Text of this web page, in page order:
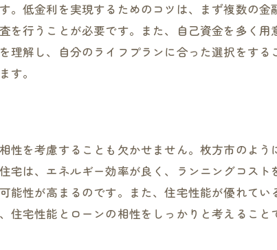
。低金利を実現するためのコツは、まず複数の
を行うことが必要です。また、自己資金を多く
理解し、自分のライフプランに合った選択をす
す。
性を考慮することも欠かせません。枚方市のよ
宅は、エネルギー効率が良く、ランニングコス
能性が高まるのです。また、住宅性能が優れて
住宅性能とローンの相性をしっかりと考えること